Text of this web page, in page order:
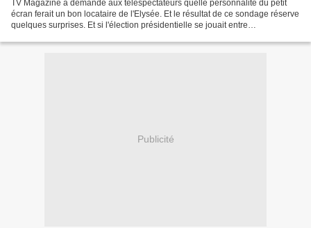
TV Magazine a demandé aux téléspectateurs quelle personnalité du petit
écran ferait un bon locataire de l'Elysée. Et le résultat de ce sondage réserve
quelques surprises. Et si l'élection présidentielle se jouait entre
Publicité